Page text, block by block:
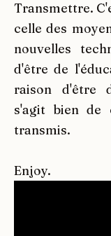
Transmettre.
celle des
nouvelles
d'être de
raison d'être
s'agit bien de
transmis.
Enjoy.